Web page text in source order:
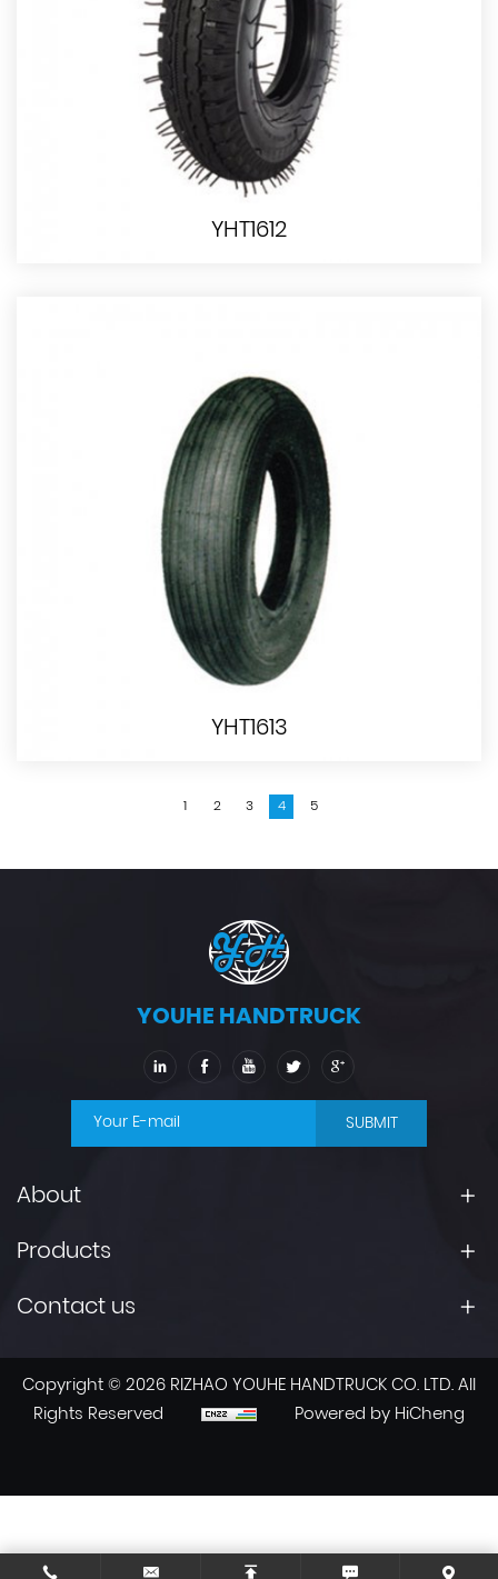
YHT1612
YHT1613
1 2 3 4 5
YOUHE HANDTRUCK
SUBMIT
About
Products
Contact us
Copyright © 2026 RIZHAO YOUHE HANDTRUCK CO. LTD. All
Rights Reserved
Powered by HiCheng